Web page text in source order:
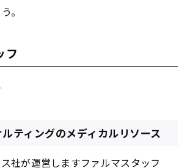
。
フ
ティングのメディカルリソース
社が運営しますファルマスタッフ